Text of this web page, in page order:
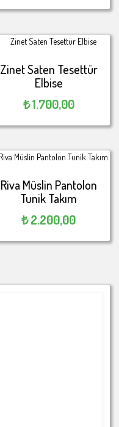
Zinet Saten Tesettür
Elbise
₺1.700,00
Riva Müslin Pantolon
Tunik Takım
₺2.200,00